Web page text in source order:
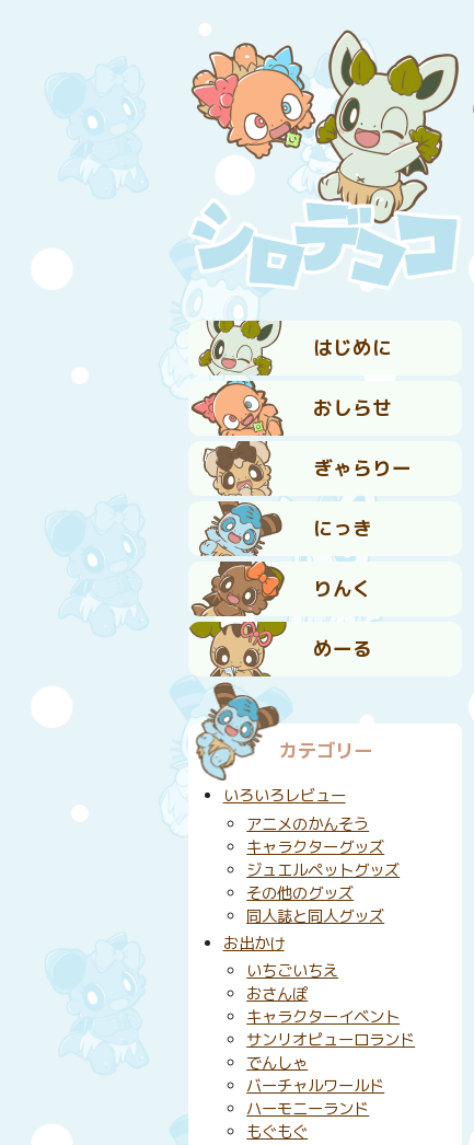
はじめに
おしらせ
ぎゃらりー
にっき
りんく
めーる
カテゴリー
いろいろレビュー
アニメのかんそう
キャラクターグッズ
ジュエルペットグッズ
その他のグッズ
同人誌と同人グッズ
お出かけ
いちごいちえ
おさんぽ
キャラクターイベント
サンリオピューロランド
でんしゃ
バーチャルワールド
ハーモニーランド
もぐもぐ